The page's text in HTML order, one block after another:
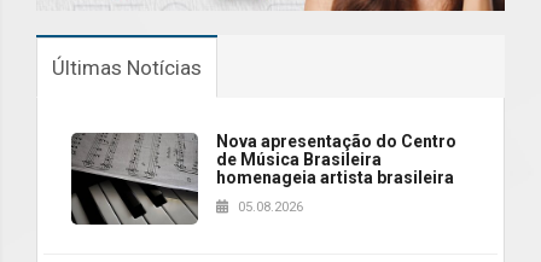
Últimas Notícias
Nova apresentação do Centro
de Música Brasileira
homenageia artista brasileira
05.08.2026